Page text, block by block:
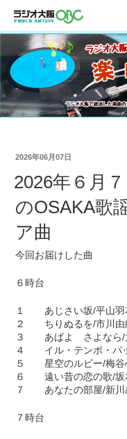
2026年06月07日
2026年６月
のOSAKA歌
ア曲
今回お届けした曲
６時台
１ あじさい坂/平山羽
２ ちりぬるを/市川由
３ あばよ さよなら/
４ イル・テンポ・パ
５ 星空のルビー/梅谷
６ 遠い昔の恋の歌/坂
７ あなたの部屋/新川
７時台